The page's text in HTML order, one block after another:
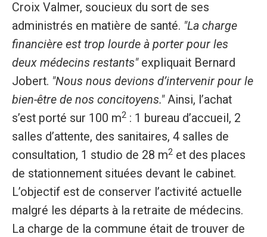
Croix Valmer, soucieux du sort de ses
administrés en matière de santé. "La charge
financière est trop lourde à porter pour les
deux médecins restants"expliquait Bernard
Jobert. "Nous nous devions d’intervenir pour le
bien-être de nos concitoyens."Ainsi, l’achat
s’est porté sur 100 m2: 1 bureau d’accueil, 2
salles d’attente, des sanitaires, 4 salles de
consultation, 1 studio de 28 m2et des places
de stationnement situées devant le cabinet.
L’objectif est de conserver l’activité actuelle
malgré les départs à la retraite de médecins.
La charge de la commune était de trouver de